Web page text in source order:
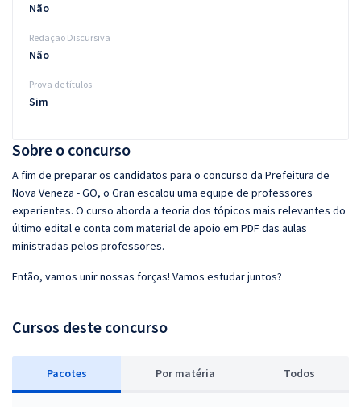
Sobre o concurso
A fim de preparar os candidatos para o concurso da Prefeitura de
Nova Veneza - GO, o Gran escalou uma equipe de professores
experientes. O curso aborda a teoria dos tópicos mais relevantes do
último edital e conta com material de apoio em PDF das aulas
ministradas pelos professores.
Então, vamos unir nossas forças! Vamos estudar juntos?
Cursos deste concurso
Pacotes Por matéria Todos
Não
Redação Discursiva
Não
Prova de títulos
Sim